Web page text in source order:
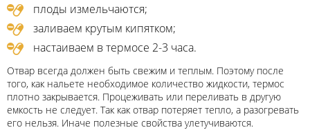
плоды измельчаются;
заливаем крутым кипятком;
настаиваем в термосе 2-3 часа.
Отвар всегда должен быть свежим и теплым. Поэтому после
того, как нальете необходимое количество жидкости, термос
плотно закрывается. Процеживать или переливать в другую
емкость не следует. Так как отвар потеряет тепло, а разогревать
его нельзя. Иначе полезные свойства улетучиваются.